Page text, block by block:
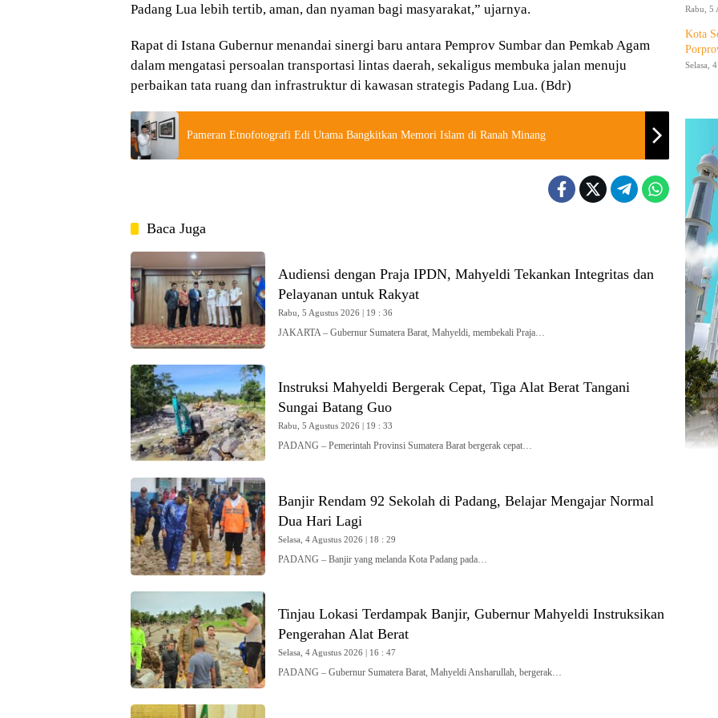
Padang Lua lebih tertib, aman, dan nyaman bagi masyarakat,” ujarnya.
Rapat di Istana Gubernur menandai sinergi baru antara Pemprov Sumbar dan Pemkab Agam
dalam mengatasi persoalan transportasi lintas daerah, sekaligus membuka jalan menuju
perbaikan tata ruang dan infrastruktur di kawasan strategis Padang Lua. (Bdr)
Pameran Etnofotografi Edi Utama Bangkitkan Memori Islam di Ranah Minang
Baca Juga
Audiensi dengan Praja IPDN, Mahyeldi Tekankan Integritas dan
Pelayanan untuk Rakyat
Rabu, 5 Agustus 2026 | 19 : 36
JAKARTA – Gubernur Sumatera Barat, Mahyeldi, membekali Praja…
Instruksi Mahyeldi Bergerak Cepat, Tiga Alat Berat Tangani
Sungai Batang Guo
Rabu, 5 Agustus 2026 | 19 : 33
PADANG – Pemerintah Provinsi Sumatera Barat bergerak cepat…
Banjir Rendam 92 Sekolah di Padang, Belajar Mengajar Normal
Dua Hari Lagi
Selasa, 4 Agustus 2026 | 18 : 29
PADANG – Banjir yang melanda Kota Padang pada…
Tinjau Lokasi Terdampak Banjir, Gubernur Mahyeldi Instruksikan
Pengerahan Alat Berat
Selasa, 4 Agustus 2026 | 16 : 47
PADANG – Gubernur Sumatera Barat, Mahyeldi Ansharullah, bergerak…
Rabu, 5
Kota
Selasa,